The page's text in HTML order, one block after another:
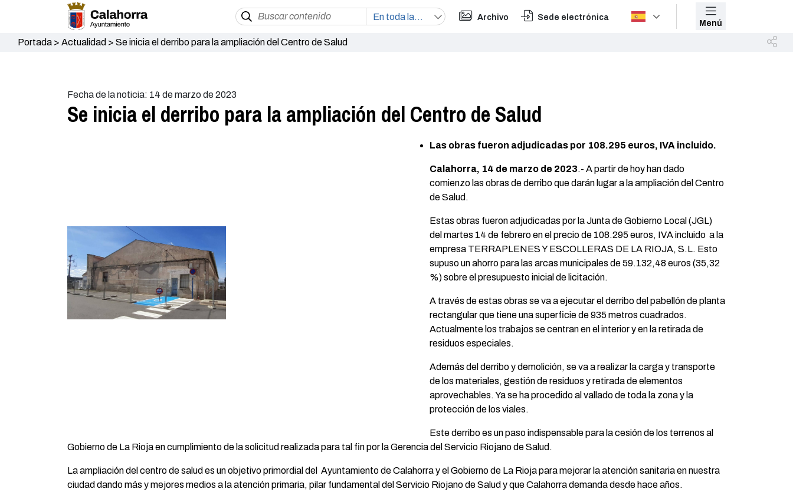
Archivo Sede electrónica
Menú
Portada> Actualidad > Se inicia el derribo para la ampliación del Centro de Salud
Fecha de la noticia: 14 de marzo de 2023
Se inicia el derribo para la ampliación del Centro de Salud
Las obras fueron adjudicadas por 108.295 euros, IVA incluido.
Calahorra, 14 de marzo de 2023.- A partir de hoy han dado
comienzo las obras de derribo que darán lugar a la ampliación del Centro
de Salud.
Estas obras fueron adjudicadas por la Junta de Gobierno Local (JGL)
del martes 14 de febrero en el precio de 108.295 euros, IVA incluido a la
empresa TERRAPLENES Y ESCOLLERAS DE LA RIOJA, S.L. Esto
supuso un ahorro para las arcas municipales de 59.132,48 euros (35,32
%) sobre el presupuesto inicial de licitación.
A través de estas obras se va a ejecutar el derribo del pabellón de planta
rectangular que tiene una superficie de 935 metros cuadrados.
Actualmente los trabajos se centran en el interior y en la retirada de
residuos especiales.
Además del derribo y demolición, se va a realizar la carga y transporte
de los materiales, gestión de residuos y retirada de elementos
aprovechables. Ya se ha procedido al vallado de toda la zona y la
protección de los viales.
Este derribo es un paso indispensable para la cesión de los terrenos al
Gobierno de La Rioja en cumplimiento de la solicitud realizada para tal fin por la Gerencia del Servicio Riojano de Salud.
La ampliación del centro de salud es un objetivo primordial del Ayuntamiento de Calahorra y el Gobierno de La Rioja para mejorar la atención sanitaria en nuestra
ciudad dando más y mejores medios a la atención primaria, pilar fundamental del Servicio Riojano de Salud y que Calahorra demanda desde hace años.